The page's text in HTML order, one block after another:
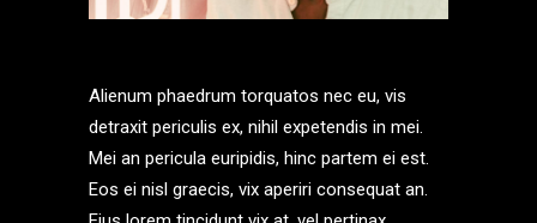
Alienum phaedrum torquatos nec eu, vis
detraxit periculis ex, nihil expetendis in mei.
Mei an pericula euripidis, hinc partem ei est.
Eos ei nisl graecis, vix aperiri consequat an.